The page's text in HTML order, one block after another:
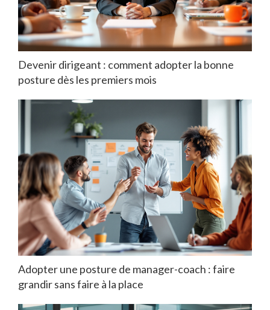
Devenir dirigeant : comment adopter la bonne
posture dès les premiers mois
Adopter une posture de manager-coach : faire
grandir sans faire à la place